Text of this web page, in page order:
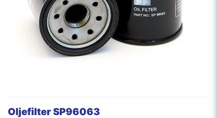
Oljefilter SP96063